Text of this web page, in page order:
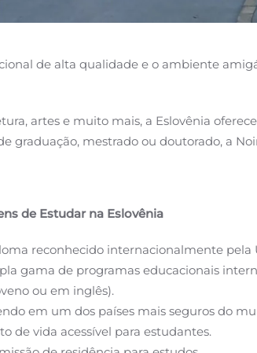
de alta qualidade e o ambiente
artes e muito mais, a Eslovênia
graduação, mestrado ou doutorado, a
de Estudar na Eslovênia
reconhecido internacionalmente pela
gama de programas educacionais
ou em inglês).
em um dos países mais seguros do
de vida acessível para estudantes.